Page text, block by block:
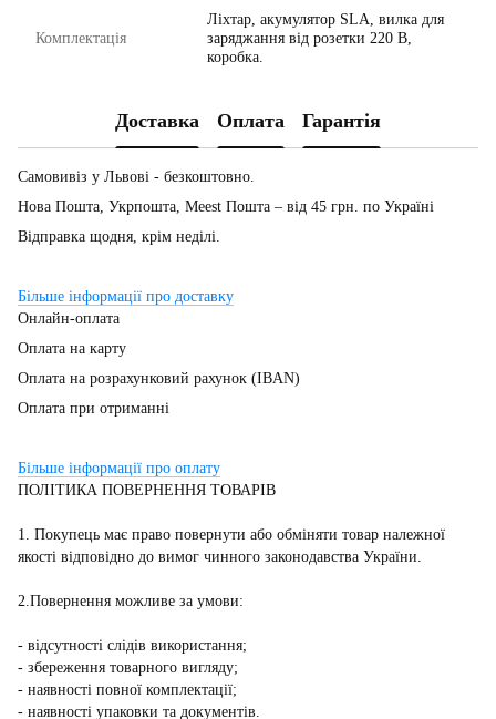
Комплектація
Ліхтар, акумулятор SLA, вилка для
заряджання від розетки 220 В,
коробка.
Доставка Оплата Гарантія
Самовивіз у Львові - безкоштовно.
Нова Пошта, Укрпошта, Meest Пошта – від 45 грн. по Україні
Відправка щодня, крім неділі.
Більше інформації про доставку
Онлайн-оплата
Оплата на карту
Оплата на розрахунковий рахунок (IBAN)
Оплата при отриманні
Більше інформації про оплату
ПОЛІТИКА ПОВЕРНЕННЯ ТОВАРІВ
1. Покупець має право повернути або обміняти товар належної
якості відповідно до вимог чинного законодавства України.
2.Повернення можливе за умови:
- відсутності слідів використання;
- збереження товарного вигляду;
- наявності повної комплектації;
- наявності упаковки та документів.